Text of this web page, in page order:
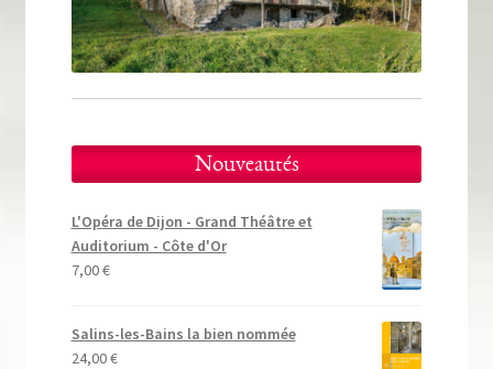
Tous nos livres
La qualité Lieux Dits
Les éditions Lieux Dits
Nouveautés
L'Opéra de Dijon - Grand Théâtre et
Auditorium - Côte d'Or
7,00€
Salins-les-Bains la bien nommée
24,00€